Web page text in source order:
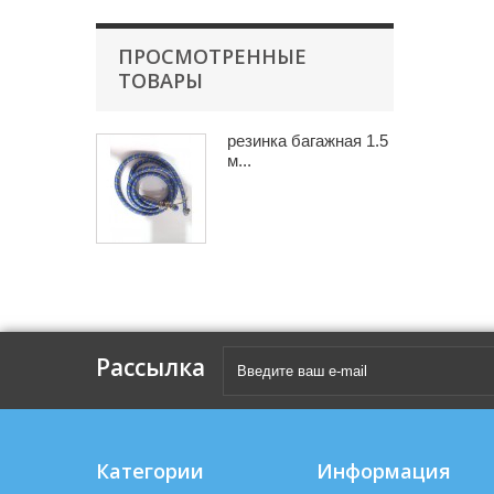
ПРОСМОТРЕННЫЕ
ТОВАРЫ
резинка багажная 1.5
м...
Рассылка
Категории Информация